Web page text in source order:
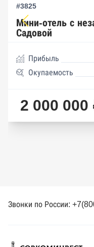
#3825
Мини-отель с
Садовой
Прибыль
Окупаемость
2 000 000
Звонки по России: